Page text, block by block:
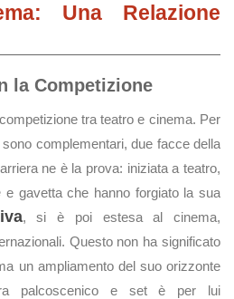
Una Relazione
la Competizione
tra teatro e cinema. Per
complementari, due facce della
ne è la prova: iniziata a teatro,
e gavetta che hanno forgiato la sua
, si è poi estesa al cinema,
Questo non ha significato
un ampliamento del suo orizzonte
palcoscenico e set è per lui